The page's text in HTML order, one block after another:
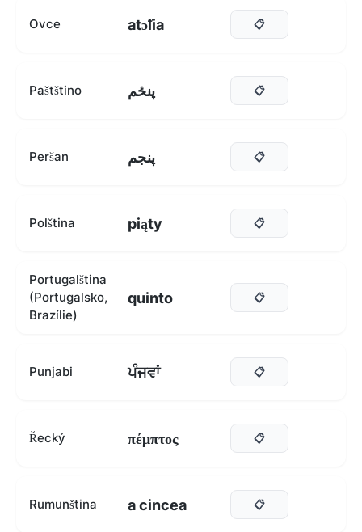
Ovce atɔ̃lia 📋
Paštštino پنځم 📋
Peršan پنجم 📋
Polština piąty 📋
Portugalština
(Portugalsko,
Brazílie)
quinto 📋
Punjabi ਪੰਜਵਾਂ 📋
Řecký πέμπτος 📋
Rumunština a cincea 📋